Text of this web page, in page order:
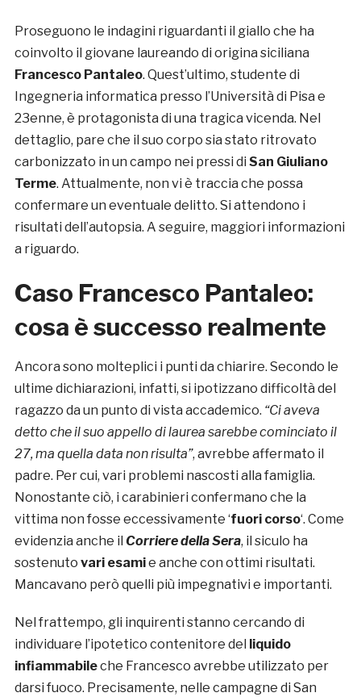
Proseguono le indagini riguardanti il giallo che ha
coinvolto il giovane laureando di origina siciliana
Francesco Pantaleo. Quest’ultimo, studente di
Ingegneria informatica presso l’Università di Pisa e
23enne, è protagonista di una tragica vicenda. Nel
dettaglio, pare che il suo corpo sia stato ritrovato
carbonizzato in un campo nei pressi di San Giuliano
Terme. Attualmente, non vi è traccia che possa
confermare un eventuale delitto. Si attendono i
risultati dell’autopsia. A seguire, maggiori informazioni
a riguardo.
Caso Francesco Pantaleo:
cosa è successo realmente
Ancora sono molteplici i punti da chiarire. Secondo le
ultime dichiarazioni, infatti, si ipotizzano difficoltà del
ragazzo da un punto di vista accademico. “Ci aveva
detto che il suo appello di laurea sarebbe cominciato il
27, ma quella data non risulta”, avrebbe affermato il
padre. Per cui, vari problemi nascosti alla famiglia.
Nonostante ciò, i carabinieri confermano che la
vittima non fosse eccessivamente ‘fuori corso‘. Come
evidenzia anche il Corriere dellaSera, il siculo ha
sostenuto vari esamie anche con ottimi risultati.
Mancavano però quelli più impegnativi e importanti.
Nel frattempo, gli inquirenti stanno cercando di
individuare l’ipotetico contenitore del liquido
infiammabileche Francesco avrebbe utilizzato per
darsi fuoco. Precisamente, nelle campagne di San